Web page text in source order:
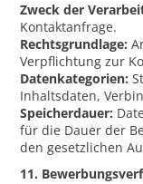
Zweck der
Kontaktanfrage.
Rechtsgrundlage:
Verpflichtung zur
Datenkategorien:
Inhaltsdaten,
Speicherdauer:
für die Dauer der
den gesetzlichen
11.